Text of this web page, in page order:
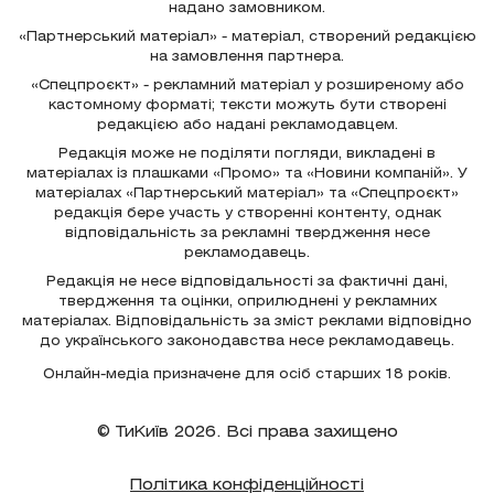
надано замовником.
«Партнерський матеріал» - матеріал, створений редакцією
на замовлення партнера.
«Спецпроєкт» - рекламний матеріал у розширеному або
кастомному форматі; тексти можуть бути створені
редакцією або надані рекламодавцем.
Редакція може не поділяти погляди, викладені в
матеріалах із плашками «Промо» та «Новини компаній». У
матеріалах «Партнерський матеріал» та «Спецпроєкт»
редакція бере участь у створенні контенту, однак
відповідальність за рекламні твердження несе
рекламодавець.
Редакція не несе відповідальності за фактичні дані,
твердження та оцінки, оприлюднені у рекламних
матеріалах. Відповідальність за зміст реклами відповідно
до українського законодавства несе рекламодавець.
Онлайн-медіа призначене для осіб старших 18 років.
© ТиКиїв 2026. Всі права захищено
Політика конфіденційності